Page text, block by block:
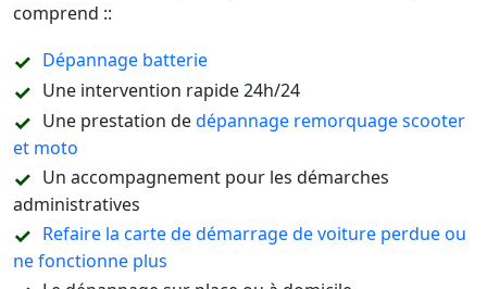
comprend ::
Dépannage batterie
Une intervention rapide 24h/24
Une prestation dedépannage remorquage scooter
et moto
Un accompagnement pour les démarches
administratives
Refaire la carte de démarrage de voiture perdue ou
ne fonctionne plus